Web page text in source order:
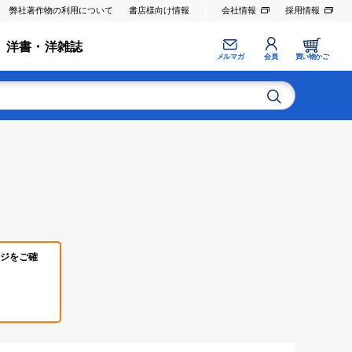
弊社著作物の利用について 書店様向け情報 会社情報 採用情報
洋書・洋雑誌
メルマガ 会員 買い物かご
をご確